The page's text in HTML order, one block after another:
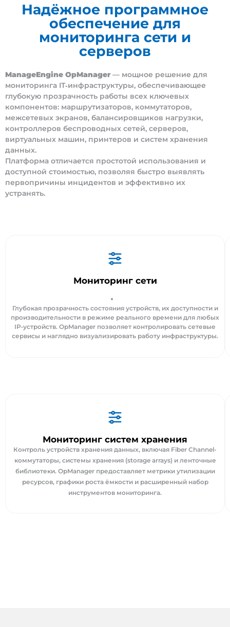
Надёжное программное
обеспечение для
мониторинга сети и
серверов
ManageEngine OpManager — мощное решение для
мониторинга IT‑инфраструктуры, обеспечивающее
глубокую прозрачность работы всех ключевых
компонентов: маршрутизаторов, коммутаторов,
межсетевых экранов, балансировщиков нагрузки,
контроллеров беспроводных сетей, серверов,
виртуальных машин, принтеров и систем хранения
данных.
Платформа отличается простотой использования и
доступной стоимостью, позволяя быстро выявлять
первопричины инцидентов и эффективно их
устранять.
Мониторинг сети
Глубокая прозрачность состояния устройств, их доступности и
производительности в режиме реального времени для любых
IP‑устройств. OpManager позволяет контролировать сетевые
сервисы и наглядно визуализировать работу инфраструктуры.
Мониторинг систем хранения
Контроль устройств хранения данных, включая Fiber Channel-
коммутаторы, системы хранения (storage arrays) и ленточные
библиотеки. OpManager предоставляет метрики утилизации
ресурсов, графики роста ёмкости и расширенный набор
инструментов мониторинга.